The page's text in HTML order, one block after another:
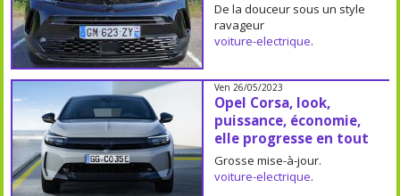
De la douceur sous un style
ravageur
voiture-electrique.
Ven 26/05/2023
Opel Corsa, look,
puissance, économie,
elle progresse en tout
Grosse mise-à-jour.
voiture-electrique.